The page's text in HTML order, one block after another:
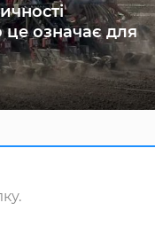
означає для